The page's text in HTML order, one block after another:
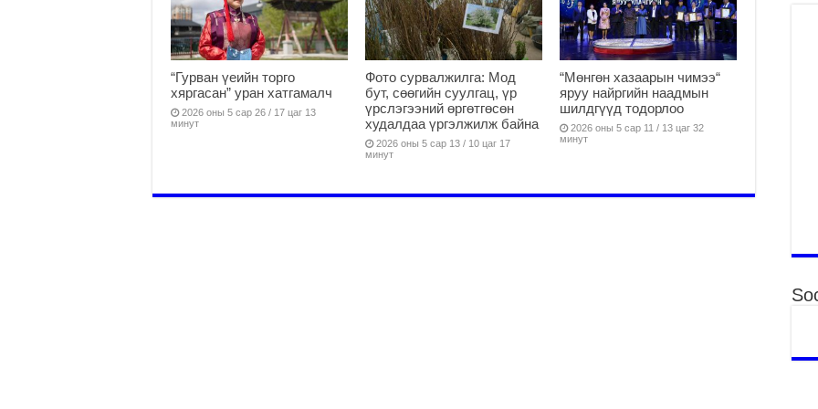
“Гурван үеийн торго
хяргасан” уран хатгамалч
2026 оны 5 сар 26 / 17 цаг 13
минут
Фото сурвалжилга: Мод
бут, сөөгийн суулгац, үр
үрслэгээний өргөтгөсөн
худалдаа үргэлжилж байна
2026 оны 5 сар 13 / 10 цаг 17
минут
“Мөнгөн хазаарын чимээ“
яруу найргийн наадмын
шилдгүүд тодорлоо
2026 оны 5 сар 11 / 13 цаг 32
минут
Өв